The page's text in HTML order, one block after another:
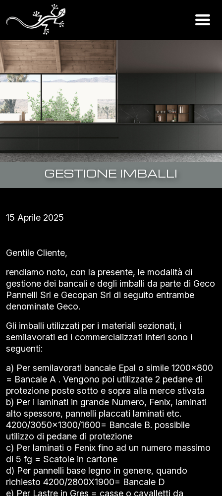
GESTIONE IMBALLI
15 Aprile 2025
Gentile Cliente,
rendiamo noto, con la presente, le modalità di
gestione dei bancali e degli imballi da parte di Geco
Pannelli Srl e Gecopan Srl di seguito entrambe
denominate Geco.
Gli imballi utilizzati per i materiali sezionati, i
semilavorati ed i commercializzati interi sono i
seguenti:
a) Per semilavorati bancale Epal o simile 1200×800
= Bancale A . Vengono poi utilizzate 2 pedane di
protezione poste sotto e sopra alla merce stivata
b) Per i laminati in grande Numero, Fenix, laminati
alto spessore, pannelli placcati laminati etc.
4200/3050×1300/1600= Bancale B. possibile
utilizzo di pedane di protezione
c) Per laminati o Fenix fino ad un numero massimo
di 5 fg = Scatole in cartone
d) Per pannelli base legno in genere, quando
richiesto 4200/2800X1900= Bancale D
e) Per Lastre in Gres = casse o cavalletti da